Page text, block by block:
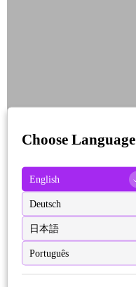
Choose Language
English
Deutsch
日本語
Português